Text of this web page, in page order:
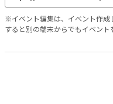
※イベント編集は、イベント作成
すると別の端末からでもイベント